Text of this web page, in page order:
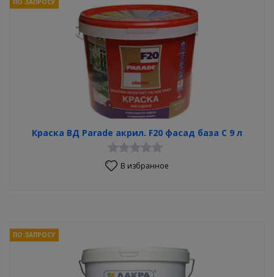
Краска ВД Parade акрил. F20 фасад база С 9 л
ПО ЗАПРОСУ
В избранное
ПО ЗАПРОСУ